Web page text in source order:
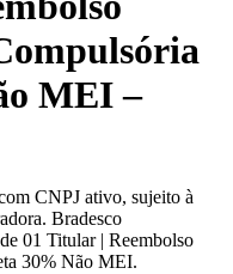
MEI –
CNPJ ativo, sujeito à
Bradesco
01 Titular | Reembolso
30% Não MEI.